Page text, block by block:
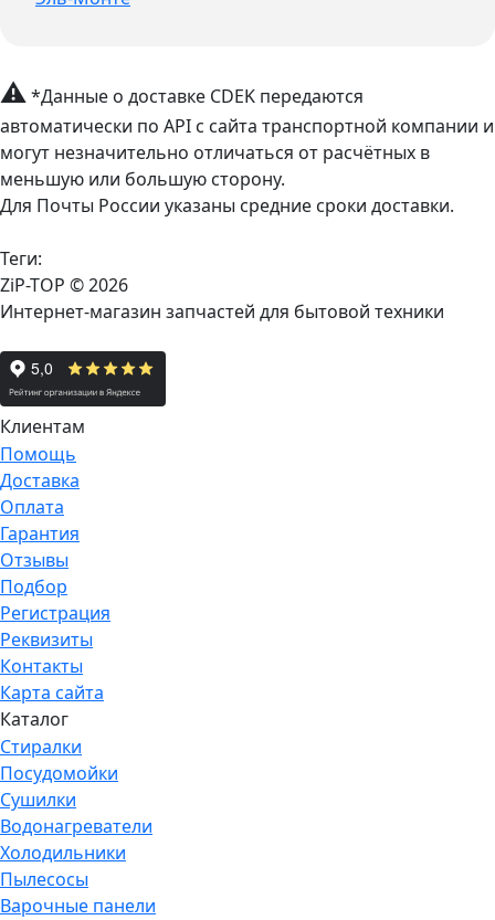
⚠*Данные о доставке CDEK передаются
автоматически по API с сайта транспортной компании и
могут незначительно отличаться от расчётных в
меньшую или большую сторону.
Для Почты России указаны средние сроки доставки.
Теги:
ZiP-TOP © 2026
Интернет-магазин запчастей для бытовой техники
Клиентам
Помощь
Доставка
Оплата
Гарантия
Отзывы
Подбор
Регистрация
Реквизиты
Контакты
Карта сайта
Каталог
Стиралки
Посудомойки
Сушилки
Водонагреватели
Холодильники
Пылесосы
Варочные панели